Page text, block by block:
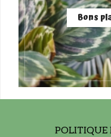
Bons
POLITIQUE